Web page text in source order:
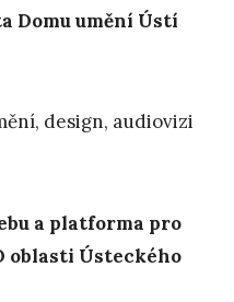
Domu umění Ústí
design, audiovizi
a platforma pro
oblasti Ústeckého